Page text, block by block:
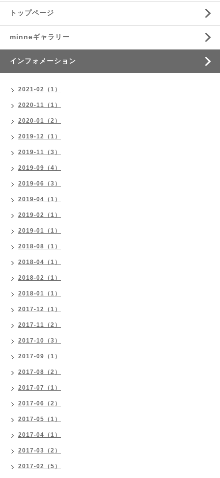
トップページ
minneギャラリー
インフォメーション
2021-02（1）
2020-11（1）
2020-01（2）
2019-12（1）
2019-11（3）
2019-09（4）
2019-06（3）
2019-04（1）
2019-02（1）
2019-01（1）
2018-08（1）
2018-04（1）
2018-02（1）
2018-01（1）
2017-12（1）
2017-11（2）
2017-10（3）
2017-09（1）
2017-08（2）
2017-07（1）
2017-06（2）
2017-05（1）
2017-04（1）
2017-03（2）
2017-02（5）